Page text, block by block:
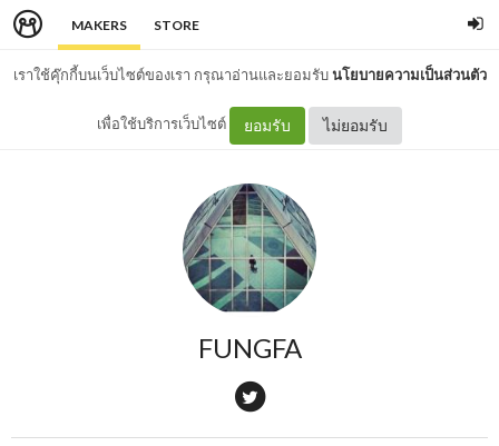
MAKERS STORE
เราใช้คุ๊กกี้บนเว็บไซต์ของเรา กรุณาอ่านและยอมรับนโยบายความเป็นส่วนตัว
เพื่อใช้บริการเว็บไซต์ ยอมรับ ไม่ยอมรับ
FUNGFA